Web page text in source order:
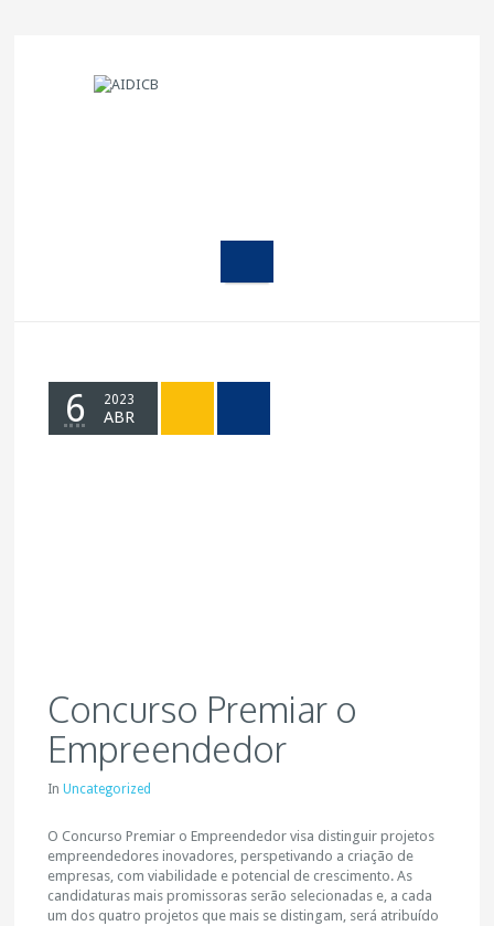
6 2023
ABR
Concurso Premiar o
Empreendedor
InUncategorized
O Concurso Premiar o Empreendedor visa distinguir projetos
empreendedores inovadores, perspetivando a criação de
empresas, com viabilidade e potencial de crescimento. As
candidaturas mais promissoras serão selecionadas e, a cada
um dos quatro projetos que mais se distingam, será atribuído